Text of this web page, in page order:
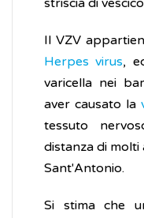
striscia di
Il VZV
Herpes virus,
varicella nei
aver causato la
tessuto
distanza di
Sant'Antonio.
Si stima che